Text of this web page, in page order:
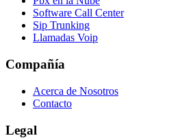
Software Call Center
Sip Trunking
Llamadas Voip
Compañía
Acerca de Nosotros
Contacto
Legal